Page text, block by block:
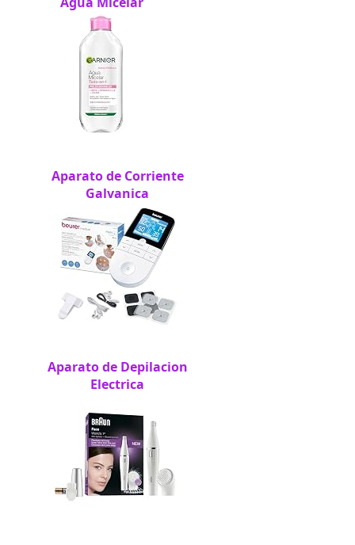
Aparato de Corriente
Galvanica
Aparato de Depilacion
Electrica